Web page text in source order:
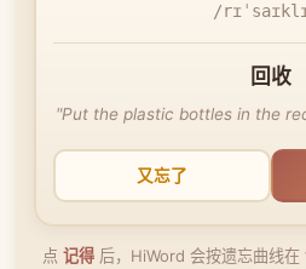
/
回收
"Put the plastic bottles in the
又忘了
点 记得后，HiWord 会按遗忘曲线在